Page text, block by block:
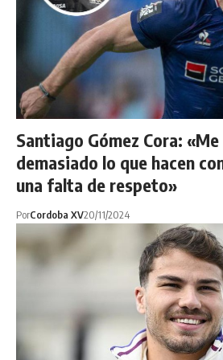
Santiago Gómez Cora:
demasiado lo que hacen
una falta de respeto»
PorCordoba XV20/11/2024